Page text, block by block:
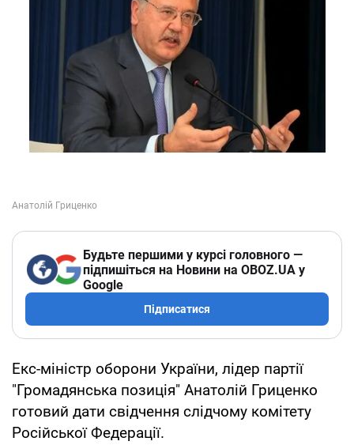
Будьте першими у курсі головного —
підпишіться на Новини на OBOZ.UA у
Google
Підписатися
Екс-міністр оборони України, лідер партії
"Громадянська позиція" Анатолій Гриценко
готовий дати свідчення слідчому комітету
Російської Федерації.